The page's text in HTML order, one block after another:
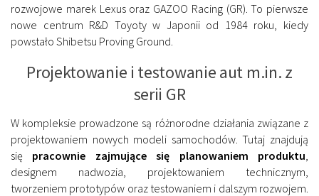
rozwojowe marek Lexus oraz GAZOO Racing (GR). To pierwsze
nowe centrum R&D Toyoty w Japonii od 1984 roku, kiedy
powstało Shibetsu Proving Ground.
Projektowanie i testowanie aut m.in. z
serii GR
W kompleksie prowadzone są różnorodne działania związane z
projektowaniem nowych modeli samochodów. Tutaj znajdują
się pracownie zajmujące się planowaniem produktu
designem nadwozia, projektowaniem technicznym,
tworzeniem prototypów oraz testowaniem i dalszym rozwojem.